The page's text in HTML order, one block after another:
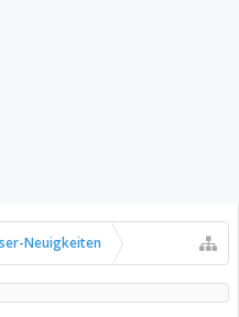
Neuigkeiten